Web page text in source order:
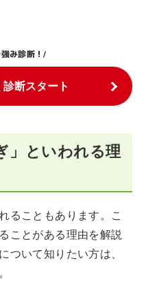
み診断！/
診断スタート
」といわれる理
ることもあります。こ
ことがある理由を解説
ついて知りたい方は、